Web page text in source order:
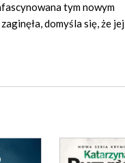
tym nowym
domyśla się, że jej